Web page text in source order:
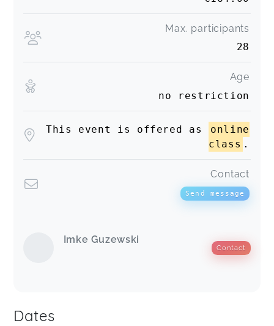
Max. participants
28
Age
no restriction
This event is offered as
online
class .
Contact
Send message
Imke Guzewski
Contact
Dates